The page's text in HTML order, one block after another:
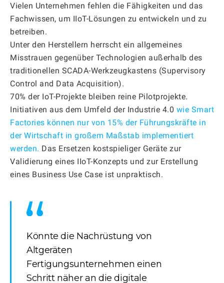
Vielen Unternehmen fehlen die Fähigkeiten und das
Fachwissen, um IIoT-Lösungen zu entwickeln und zu
betreiben.
Unter den Herstellern herrscht ein allgemeines
Misstrauen gegenüber Technologien außerhalb des
traditionellen SCADA-Werkzeugkastens (Supervisory
Control and Data Acquisition).
70% der IoT-Projekte bleiben reine Pilotprojekte.
Initiativen aus dem Umfeld der Industrie 4.0 wie Smart
Factories können nur von 15% der Führungskräfte in
der Wirtschaft in großem Maßstab implementiert
werden. Das Ersetzen kostspieliger Geräte zur
Validierung eines IIoT-Konzepts und zur Erstellung
eines Business Use Case ist unpraktisch.
Könnte die Nachrüstung von
Altgeräten
Fertigungsunternehmen einen
Schritt näher an die digitale